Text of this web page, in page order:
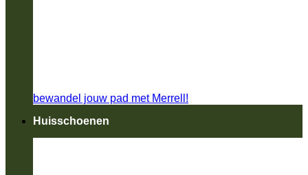
bewandel jouw pad met Merrell!
Huisschoenen